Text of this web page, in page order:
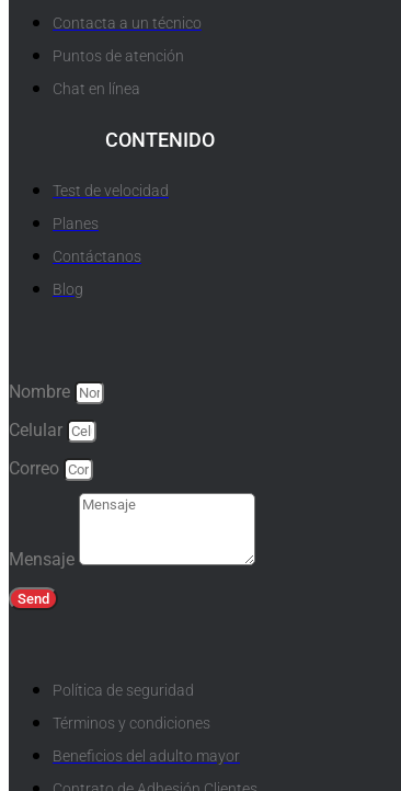
Contacta a un técnico
Puntos de atención
Chat en línea
CONTENIDO
Test de velocidad
Planes
Contáctanos
Blog
Nombre
Celular
Correo
Mensaje
Send
Política de seguridad
Términos y condiciones
Beneficios del adulto mayor